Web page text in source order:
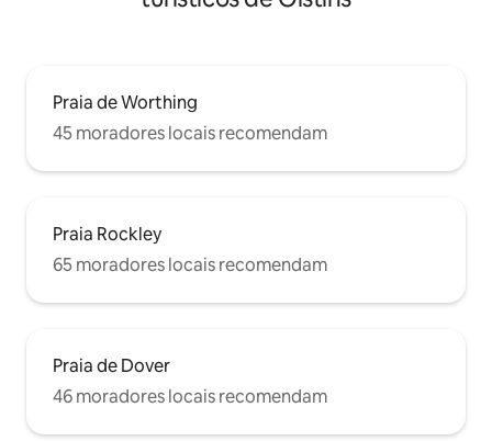
Praia de Worthing
45 moradores locais recomendam
Praia Rockley
65 moradores locais recomendam
Praia de Dover
46 moradores locais recomendam